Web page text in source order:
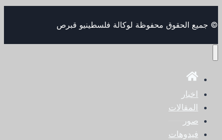
© جميع الحقوق محفوظة لوكالة فلسطينيو قبرص
اخبار
المقالات
صور
فيدوهات